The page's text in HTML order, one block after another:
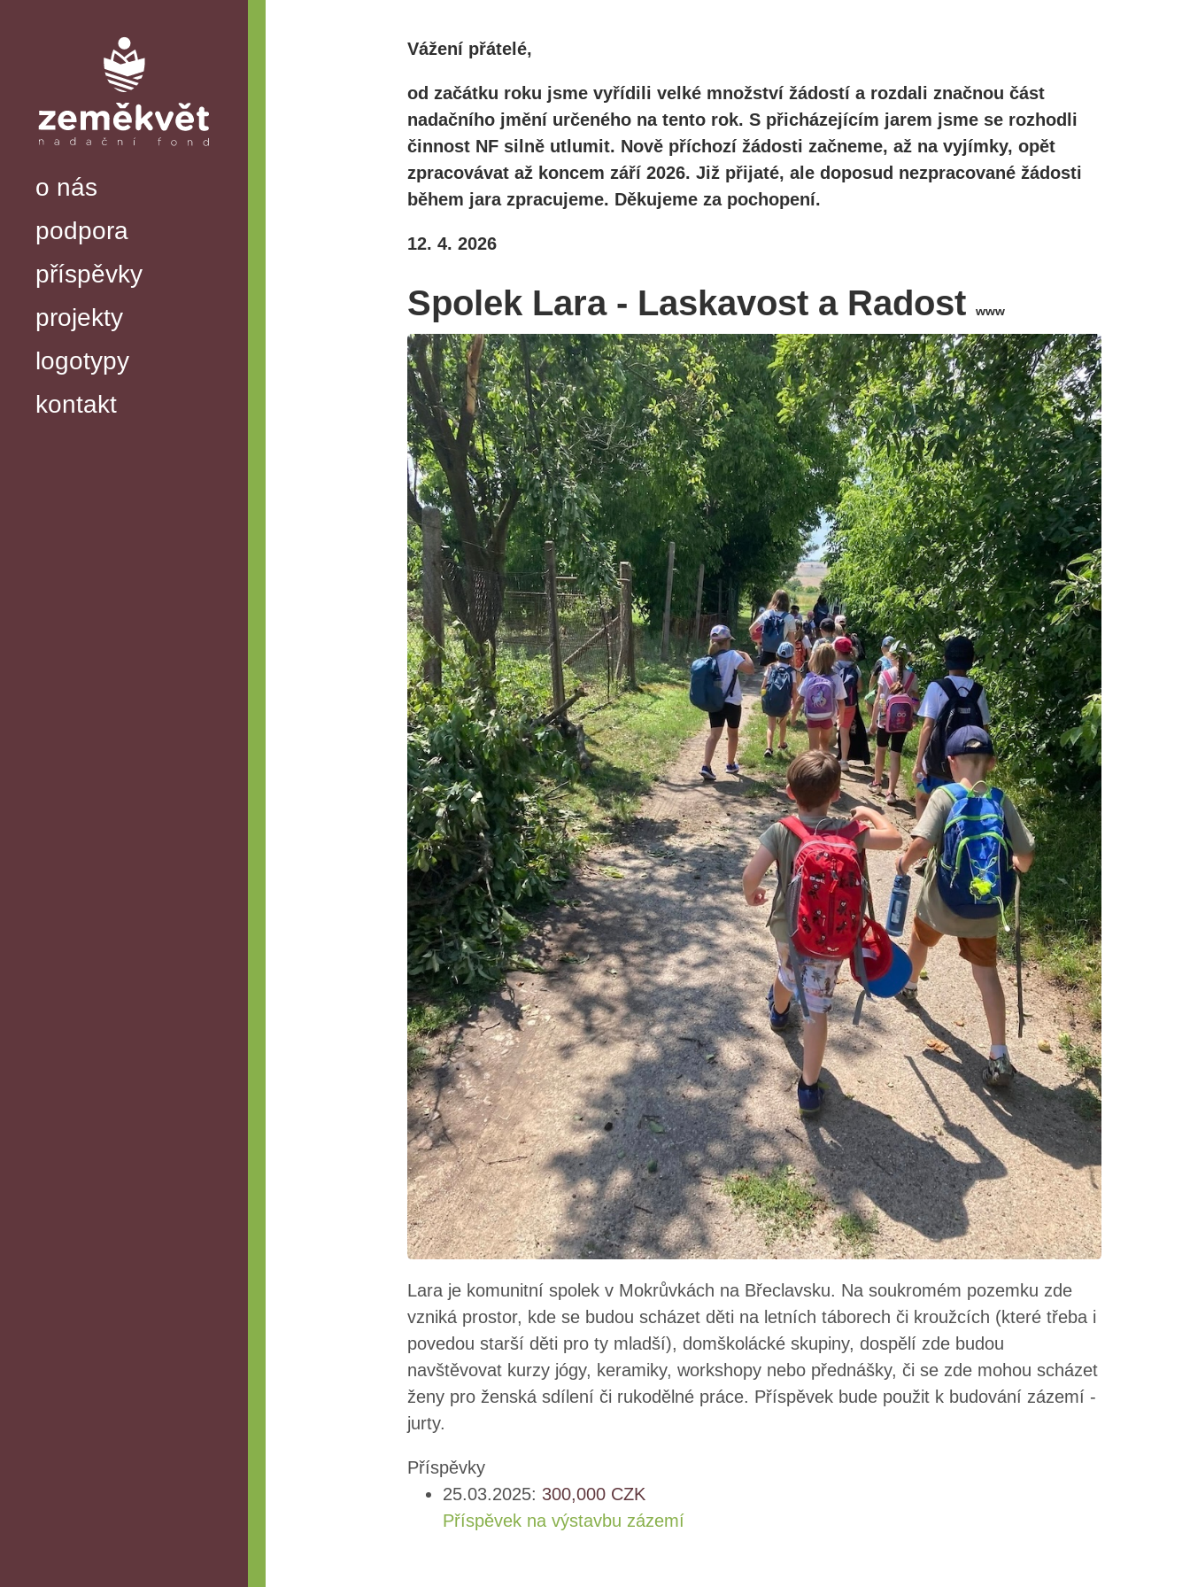
o nás
podpora
příspěvky
projekty
logotypy
kontakt
Vážení přátelé,
od začátku roku jsme vyřídili velké množství žádostí a rozdali značnou část
nadačního jmění určeného na tento rok. S přicházejícím jarem jsme se rozhodli
činnost NF silně utlumit. Nově příchozí žádosti začneme, až na vyjímky, opět
zpracovávat až koncem září 2026. Již přijaté, ale doposud nezpracované žádosti
během jara zpracujeme. Děkujeme za pochopení.
12. 4. 2026
Spolek Lara - Laskavost a Radost www
Lara je komunitní spolek v Mokrůvkách na Břeclavsku. Na soukromém pozemku zde
vzniká prostor, kde se budou scházet děti na letních táborech či kroužcích (které třeba i
povedou starší děti pro ty mladší), domškolácké skupiny, dospělí zde budou
navštěvovat kurzy jógy, keramiky, workshopy nebo přednášky, či se zde mohou scházet
ženy pro ženská sdílení či rukodělné práce. Příspěvek bude použit k budování zázemí -
jurty.
Příspěvky
25.03.2025: 300,000 CZK
Příspěvek na výstavbu zázemí